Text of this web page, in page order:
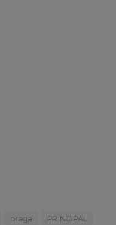
praga PRINCIPAL